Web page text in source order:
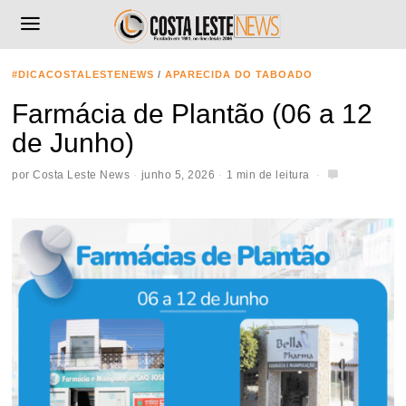
#DICACOSTALESTENEWS / APARECIDA DO TABOADO
Farmácia de Plantão (06 a 12
de Junho)
porCosta Leste News junho 5, 2026 1 min de leitura